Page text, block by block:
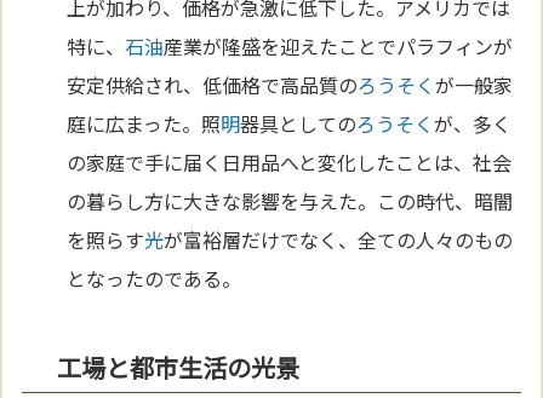
上が加わり、価格が急激に低下した。アメリカでは
特に、石油産業が隆盛を迎えたことでパラフィンが
安定供給され、低価格で高品質のろうそくが一般家
庭に広まった。照明器具としてのろうそくが、多く
の家庭で手に届く日用品へと変化したことは、社会
の暮らし方に大きな影響を与えた。この時代、暗闇
を照らす光が富裕層だけでなく、全ての人々のもの
となったのである。
工場と都市生活の光景